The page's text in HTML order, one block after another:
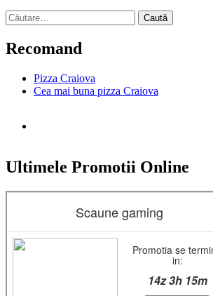
Caută
după:
Recomand
Pizza Craiova
Cea mai buna pizza Craiova
Ultimele Promotii Online